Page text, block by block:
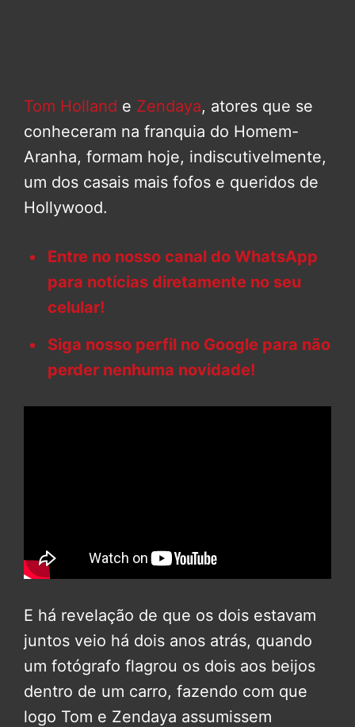
Tom Holland e Zendaya, atores que se
conheceram na franquia do Homem-
Aranha, formam hoje, indiscutivelmente,
um dos casais mais fofos e queridos de
Hollywood.
Entre no nosso canal do WhatsApp
para notícias diretamente no seu
celular!
Siga nosso perfil no Google para não
perder nenhuma novidade!
E há revelação de que os dois estavam
juntos veio há dois anos atrás, quando
um fotógrafo flagrou os dois aos beijos
dentro de um carro, fazendo com que
logo Tom e Zendaya assumissem